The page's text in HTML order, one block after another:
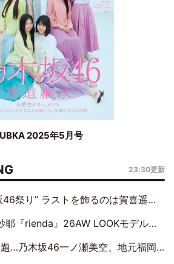
2025年5月号
23:30更新
のは賀喜遥香…5年ぶりの登場に「5年分大人になった私を見ていただけたら」
『rienda』26AW LOOKモデルに就任
ノ瀬美空、地元福岡『めんべい25周年トップサポーター』に就任